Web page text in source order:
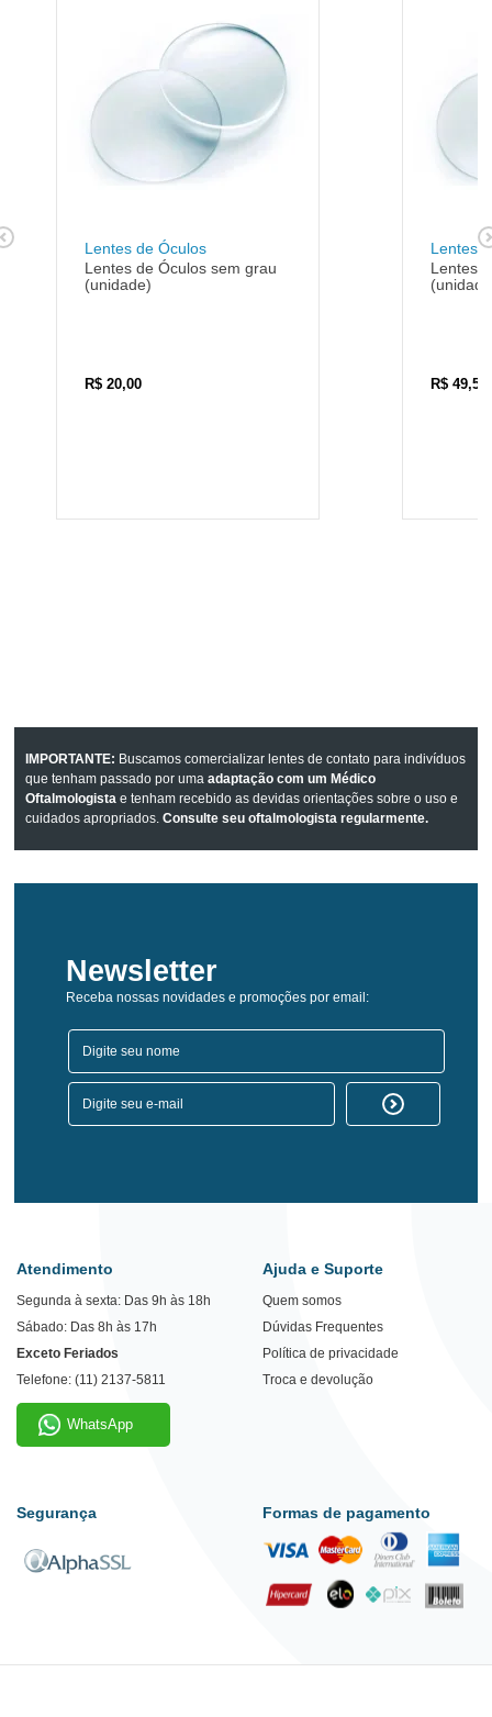
Lentes de Óculos
Lentes de Óculos sem grau
(unidade)
R$ 20,00
Lentes
Lentes
R$ 49,50
IMPORTANTE: Buscamos comercializar lentes de contato para indivíduos
que tenham passado por umaadaptação com um Médico
Oftalmologista e tenham recebido as devidas orientações sobre o uso e
cuidados apropriados.Consulte seu oftalmologista regularmente.
Newsletter
Receba nossas novidades e promoções por email:
Atendimento
Segunda à sexta: Das 9h às 18h
Sábado: Das 8h às 17h
Exceto Feriados
Telefone: (11) 2137-5811
WhatsApp
Ajuda e Suporte
Quem somos
Dúvidas Frequentes
Política de privacidade
Troca e devolução
Segurança Formas de pagamento